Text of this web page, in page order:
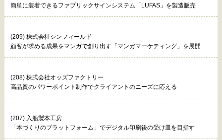
簡単に装着できるファブリックサインシステム「LUFAS」を製造販売
(209) 株式会社シンフィールド
顧客が求める成果をマンガで創り出す「マンガマーケティング」を展開
(208) 株式会社オッズファクトリー
高品質のパワーポイント制作でクライアントのニーズに応える
(207) 入船製本工房
「本づくりのプラットフォーム」でデジタル印刷後の受け皿を目指す